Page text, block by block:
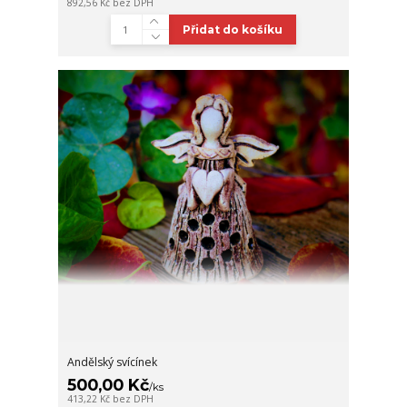
892,56 Kč bez DPH
Přidat do košíku
Andělský svícínek
500,00 Kč/ks
413,22 Kč bez DPH